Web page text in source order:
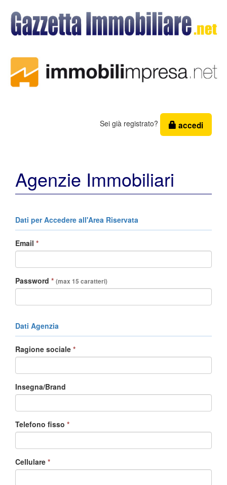
Sei già registrato? accedi
Agenzie Immobiliari
Dati per Accedere all'Area Riservata
Email *
Password * (max 15 caratteri)
Dati Agenzia
Ragione sociale *
Insegna/Brand
Telefono fisso *
Cellulare *